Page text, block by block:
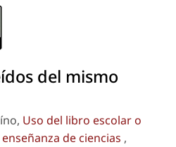
del mismo
Uso del libro escolar o
de ciencias ,